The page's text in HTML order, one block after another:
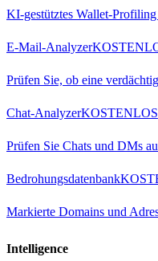
KI-gestütztes Wallet-
E-Mail-Analyzer
Prüfen Sie, ob eine
Chat-AnalyzerKOSTENLOS
Prüfen Sie Chats und DMs
Bedrohungsdatenbank
Markierte Domains und
Intelligence